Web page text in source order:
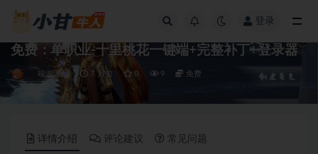
登录
免费：单职业-十里桃花一键端+完整补丁+登录器
端游源码 7 月前 0 9 免费
详情介绍 评论建议 常见问题